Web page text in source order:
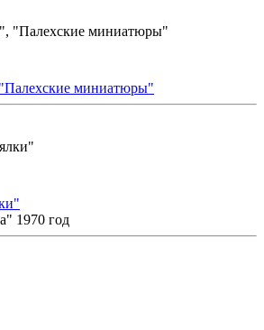
миниатюры"
1970 год